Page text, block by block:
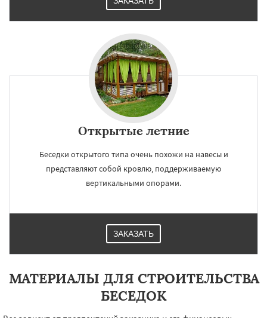
Открытые летние
Беседки открытого типа очень похожи на навесы и
представляют собой кровлю, поддерживаемую
вертикальными опорами.
ЗАКАЗАТЬ
МАТЕРИАЛЫ ДЛЯ СТРОИТЕЛЬСТВА
БЕСЕДОК